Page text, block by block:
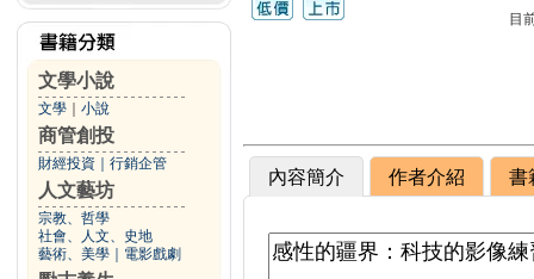
文學小說
文學 小說
商管創投
財經投資 行銷企管
人文藝坊
宗教、哲學
社會、人文、史地
藝術、美學
電影戲劇
目
內容簡介 作者介紹 書